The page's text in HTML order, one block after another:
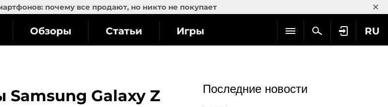
почему все продают, но никто не покупает ×
RU
Обзоры Статьи Игры
Galaxy Z
Последние новости